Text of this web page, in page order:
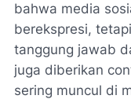
bahwa media
berekspresi,
tanggung jawab
juga diberikan
sering muncul di